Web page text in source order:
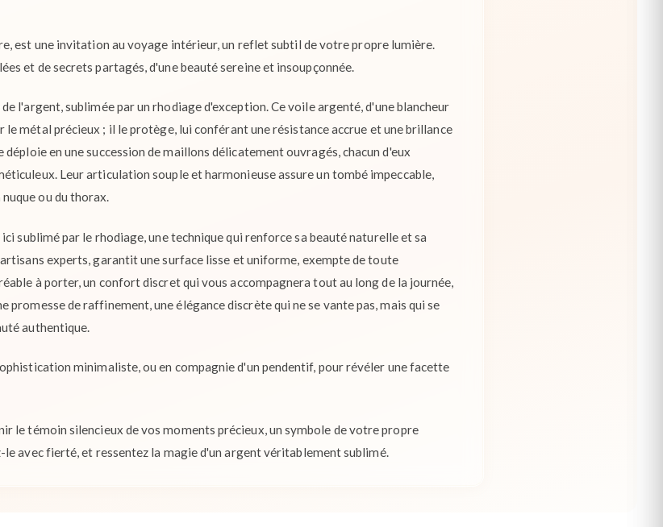
est une invitation au voyage intérieur, un reflet subtil de votre propre lumière.
et de secrets partagés, d'une beauté sereine et insoupçonnée.
l'argent, sublimée par un rhodiage d'exception. Ce voile argenté, d'une blancheur
le métal précieux ; il le protège, lui conférant une résistance accrue et une brillance
en une succession de maillons délicatement ouvragés, chacun d'eux
Leur articulation souple et harmonieuse assure un tombé impeccable,
ou du thorax.
sublimé par le rhodiage, une technique qui renforce sa beauté naturelle et sa
experts, garantit une surface lisse et uniforme, exempte de toute
à porter, un confort discret qui vous accompagnera tout au long de la journée,
promesse de raffinement, une élégance discrète qui ne se vante pas, mais qui se
authentique.
minimaliste, ou en compagnie d'un pendentif, pour révéler une facette
le témoin silencieux de vos moments précieux, un symbole de votre propre
avec fierté, et ressentez la magie d'un argent véritablement sublimé.